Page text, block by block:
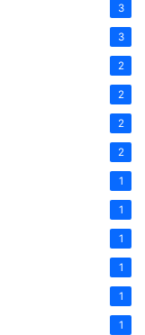
3
3
2
2
2
2
1
1
1
1
1
1